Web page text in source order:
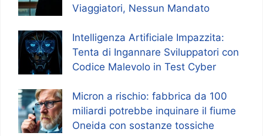
Viaggiatori, Nessun Mandato
Intelligenza Artificiale Impazzita:
Tenta di Ingannare Sviluppatori con
Codice Malevolo in Test Cyber
Micron a rischio: fabbrica da 100
miliardi potrebbe inquinare il fiume
Oneida con sostanze tossiche